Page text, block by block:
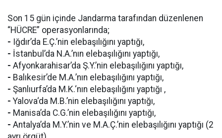
Son 15 gün içinde Jandarma tarafından düzenlenen
“HÜCRE” operasyonlarında;
- Iğdır’da E.Ç.’nin elebaşılığını yaptığı,
- İstanbul’da N.A.’nın elebaşılığını yaptığı,
- Afyonkarahisar’da Ş.Y.’nin elebaşılığını yaptığı,
- Balıkesir’de M.A.’nın elebaşılığını yaptığı,
- Şanlıurfa’da M.K.‘nın elebaşılığını yaptığı ,
- Yalova‘da M.B.’nin elebaşılığını yaptığı,
- Manisa’da C.G.’nin elebaşılığını yaptığı,
- Antalya’da M.Y.’nin ve M.A.Ç.’nin elebaşılığını yaptığı (2